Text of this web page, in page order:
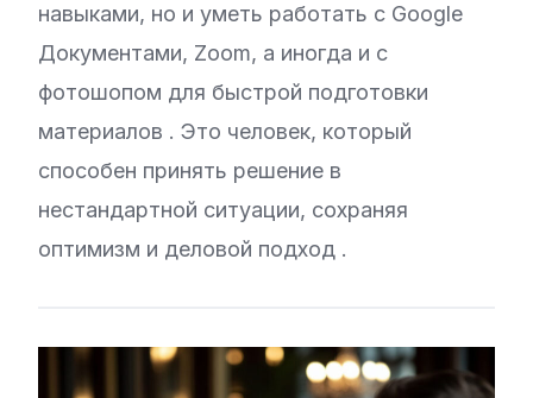
навыками, но и уметь работать с Google
Документами, Zoom, а иногда и с
фотошопом для быстрой подготовки
материалов . Это человек, который
способен принять решение в
нестандартной ситуации, сохраняя
оптимизм и деловой подход .